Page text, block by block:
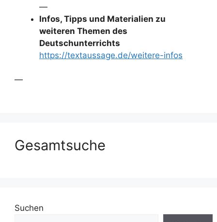
—
Infos, Tipps und Materialien zu
weiteren Themen des
Deutschunterrichts
https://textaussage.de/weitere-infos
—
Gesamtsuche
Suchen